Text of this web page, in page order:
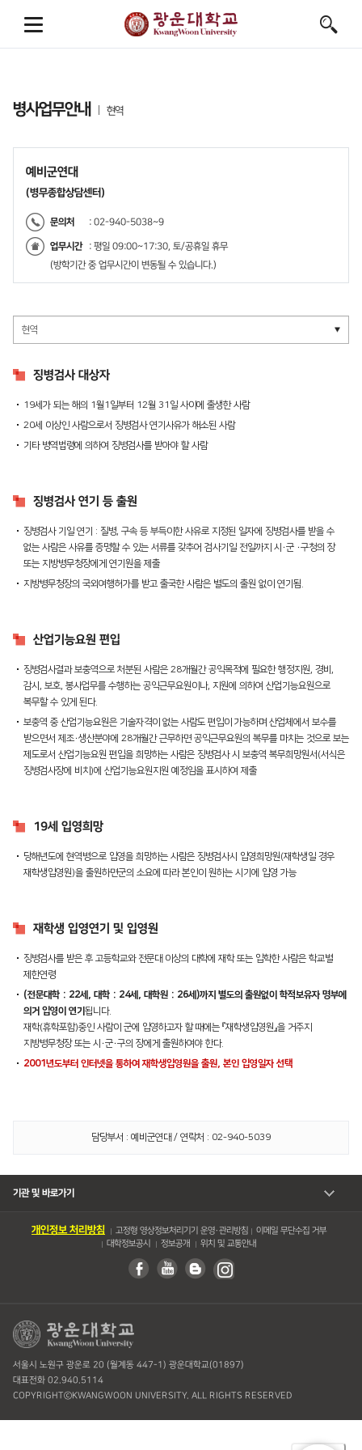
병사업무안내 현역
예비군연대
(병무종합상담센터)
문의처 : 02-940-5038~9
업무시간
: 평일 09:00~17:30, 토/공휴일 휴무
(방학기간 중 업무시간이 변동될 수 있습니다.)
징병검사 대상자
19세가 되는 해의 1월1일부터 12월 31일 사이에 출생한 사람
20세 이상인 사람으로서 징병검사 연기사유가 해소된 사람
기타 병역법령에 의하여 징병검사를 받아야 할 사람
징병검사 연기 등 출원
징병검사 기일 연기 : 질병, 구속 등 부득이한 사유로 지정된 일자에 징병검사를 받을 수
없는 사람은 사유를 증명할 수 있는 서류를 갖추어 검사기일 전일까지 시∙군 ∙구청의 장
또는 지방병무청장에게 연기원을 제출
지방병무청장의 국외여행허가를 받고 출국한 사람은 별도의 출원 없이 연기됨.
산업기능요원 편입
징병검사결과 보충역으로 처분된 사람은 28개월간 공익목적에 필요한 행정지원, 경비,
감시, 보호, 봉사업무를 수행하는 공익근무요원이나, 지원에 의하여 산업기능요원으로
복무할 수 있게 된다.
보충역 중 산업기능요원은 기술자격이 없는 사람도 편입이 가능하며 산업체에서 보수를
받으면서 제조∙생산분야에 28개월간 근무하면 공익근무요원의 복무를 마치는 것으로 보는
제도로서 산업기능요원 편입을 희망하는 사람은 징병검사 시 보충역 복무희망원서(서식은
징병검사장에 비치)에 산업기능요원지원 예정임을 표시하여 제출
19세 입영희망
당해년도에 현역병으로 입영을 희망하는 사람은 징병검사시 입영희망원(재학생일 경우
재학생입영원)을 출원하면군의 소요에 따라 본인이 원하는 시기에 입영 가능
재학생 입영연기 및 입영원
징병검사를 받은 후 고등학교와 전문대 이상의 대학에 재학 또는 입학한 사람은 학교별
제한연령
(전문대학 : 22세, 대학 : 24세, 대학원 : 26세)까지 별도의 출원없이 학적보유자 명부에
의거 입영이 연기 됩니다.
재학(휴학포함)중인 사람이 군에 입영하고자 할 때에는 『재학생입영원』을 거주지
지방병무청장 또는 시∙군∙구의 장에게 출원하여야 한다.
2001년도부터 인터넷을 통하여 재학생입영원을 출원, 본인 입영일자 선택
담당부서 : 예비군연대 / 연락처 : 02-940-5039
기관 및 바로가기
개인정보 처리방침 고정형 영상정보처리기기 운영・관리방침
이메일 무단수집 거부
대학정보공시
정보공개 위치 및 교통안내
서울시 노원구 광운로 20 (월계동 447-1) 광운대학교(01897)
대표전화 02.940.5114
COPYRIGHTⓒKWANGWOON UNIVERSITY. ALL RIGHTS RESERVED